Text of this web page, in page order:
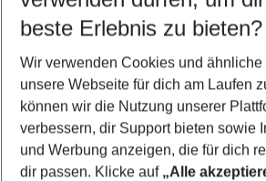
5-8 Nächte
2 Erwachsene Keine Kinder
Mehr Filter anzeigen
beste Erlebnis zu bieten?
Wir verwenden Cookies und ähnliche
unsere Webseite für dich am Laufen
können wir die Nutzung unserer
verbessern, dir Support bieten sowie
und Werbung anzeigen, die für dich
dir passen. Klicke auf „Alle